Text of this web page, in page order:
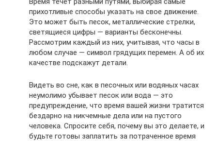
прихотливые способы указать на свое движение.
Это может быть песок, металлические стрелки,
светящиеся цифры — варианты бесконечны.
Рассмотрим каждый из них, учитывая, что часы в
любом случае — символ грядущих перемен. А об их
качестве подскажут детали.
Видеть во сне, как в песочных или водяных часах
неумолимо убывает песок или вода — это
предупреждение, что время вашей жизни тратится
бездарно на никчемные дела или на пустого
человека. Спросите себя, почему вы это делаете, и
будьте готовы заплатить за потраченное время